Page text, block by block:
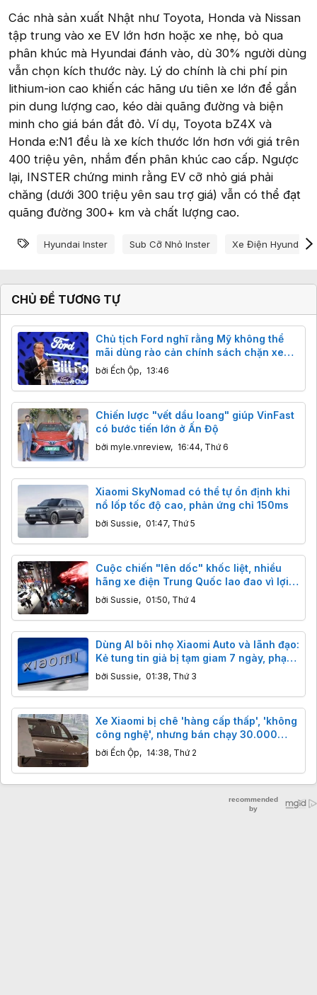
Các nhà sản xuất Nhật như Toyota, Honda và Nissan
tập trung vào xe EV lớn hơn hoặc xe nhẹ, bỏ qua
phân khúc mà Hyundai đánh vào, dù 30% người dùng
vẫn chọn kích thước này. Lý do chính là chi phí pin
lithium-ion cao khiến các hãng ưu tiên xe lớn để gắn
pin dung lượng cao, kéo dài quãng đường và biện
minh cho giá bán đắt đỏ. Ví dụ, Toyota bZ4X và
Honda e:N1 đều là xe kích thước lớn hơn với giá trên
400 triệu yên, nhắm đến phân khúc cao cấp. Ngược
lại, INSTER chứng minh rằng EV cỡ nhỏ giá phải
chăng (dưới 300 triệu yên sau trợ giá) vẫn có thể đạt
quãng đường 300+ km và chất lượng cao.
Từ khóa
Hyundai Inster Sub Cỡ Nhỏ Inster Xe Điện Hyundai
CHỦ ĐỀ TƯƠNG TỰ
Chủ tịch Ford nghĩ rằng Mỹ không thể
mãi dùng rào cản chính sách chặn xe
Trung Quốc
bởi Ếch Ộp, 13:46
Chiến lược "vết dầu loang" giúp VinFast
có bước tiến lớn ở Ấn Độ
bởi myle.vnreview, 16:44, Thứ 6
Xiaomi SkyNomad có thể tự ổn định khi
nổ lốp tốc độ cao, phản ứng chỉ 150ms
bởi Sussie, 01:47, Thứ 5
Cuộc chiến "lên dốc" khốc liệt, nhiều
hãng xe điện Trung Quốc lao đao vì lợi
nhuận
bởi Sussie, 01:50, Thứ 4
Dùng AI bôi nhọ Xiaomi Auto và lãnh đạo:
Kẻ tung tin giả bị tạm giam 7 ngày, phạt
tiền
bởi Sussie, 01:38, Thứ 3
Xe Xiaomi bị chê 'hàng cấp thấp', 'không
công nghệ', nhưng bán chạy 30.000
chiếc: 'Redmi ô tô' là lời khen hay chê?
bởi Ếch Ộp, 14:38, Thứ 2